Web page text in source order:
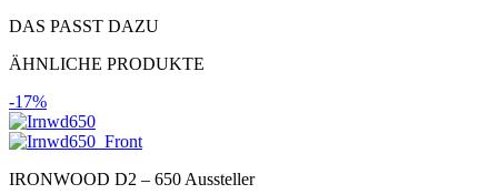
DAS PASST DAZU
ÄHNLICHE PRODUKTE
-17%
IRONWOOD D2 – 650 Aussteller